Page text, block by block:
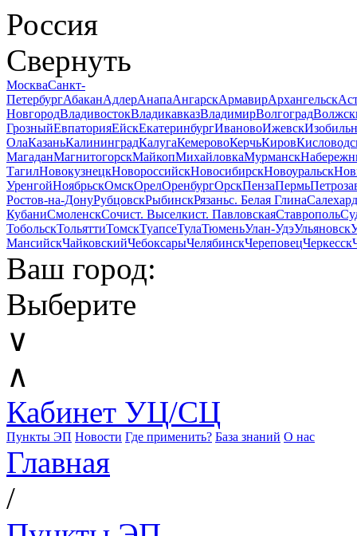
Россия
Свернуть
МоскваСанкт-
ПетербургАбаканАдлерАнапаАнгарскАрмавирАрхангельск
НовгородВладивостокВладикавказВладимирВолгоград
ГрозныйЕвпаторияЕйскЕкатеринбургИвановоИжевск
ОлаКазаньКалининградКалугаКемеровоКерчьКиров
МагаданМагнитогорскМайкопМихайловкаМурманск
ТагилНовокузнецкНовороссийскНовосибирскНовоуральск
УренгойНоябрьскОмскОрелОренбургОрскПензаПермь
Ростов-на-ДонуРубцовскРыбинскРязаньс. Белая ГлинаСалехард
КубаниСмоленскСочист. Выселкист. ПавловскаяСтаврополь
ТобольскТольяттиТомскТуапсеТулаТюменьУлан-УдэУльяновск
МансийскЧайковскийЧебоксарыЧелябинскЧереповецЧеркесск
Ваш город:
Выберите
∨
∧
Кабинет УЦ/СЦ
Пункты ЭП Новости Где применить? База знаний О нас
Главная
/